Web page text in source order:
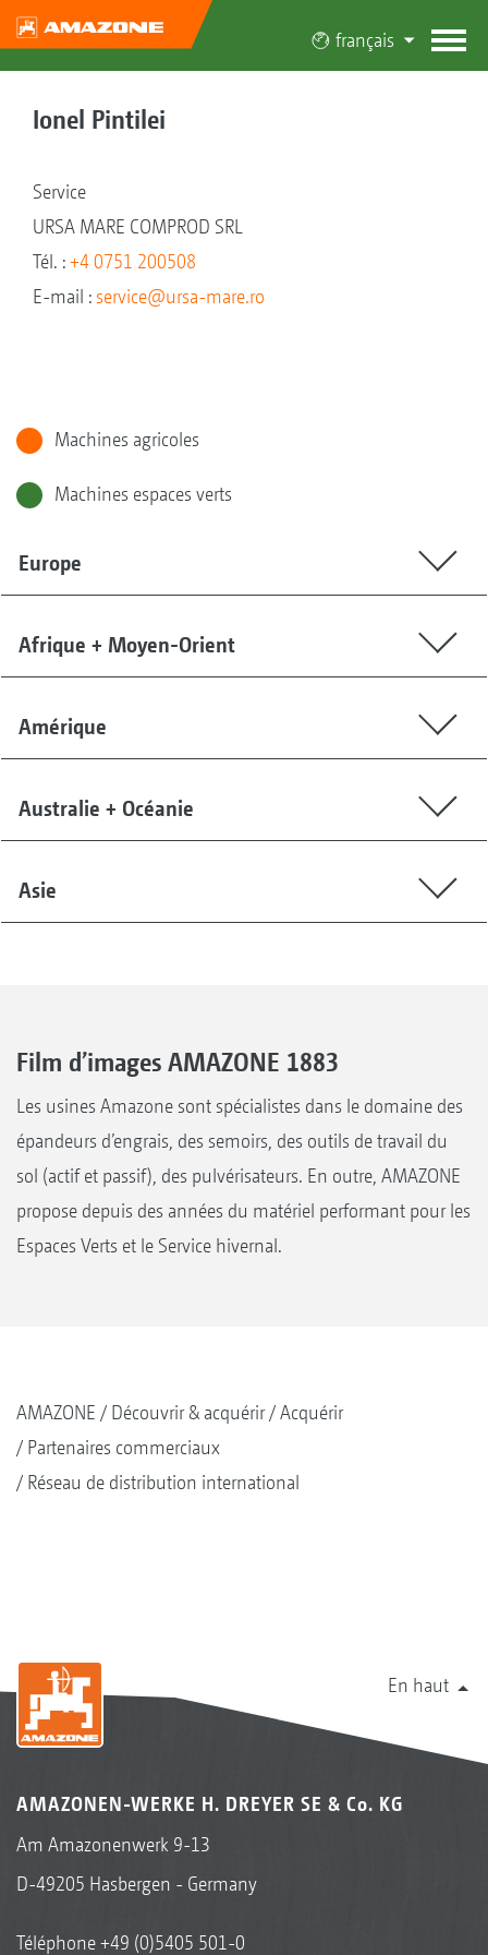
français
Ionel Pintilei
Service
URSA MARE COMPROD SRL
Tél. :+4 0751 200508
E-mail : service@ursa-mare.ro
Machines agricoles
Machines espaces verts
Europe
Afrique + Moyen-Orient
Amérique
Australie + Océanie
Asie
Film d’images AMAZONE 1883
Les usines Amazone sont spécialistes dans le domaine des
épandeurs d’engrais, des semoirs, des outils de travail du
sol (actif et passif), des pulvérisateurs. En outre, AMAZONE
propose depuis des années du matériel performant pour les
Espaces Verts et le Service hivernal.
AMAZONE Découvrir & acquérir
Acquérir
Partenaires commerciaux
Réseau de distribution international
En haut
AMAZONEN-WERKE H. DREYER SE & Co. KG
Am Amazonenwerk 9-13
D-49205 Hasbergen - Germany
Téléphone+49 (0)5405 501-0